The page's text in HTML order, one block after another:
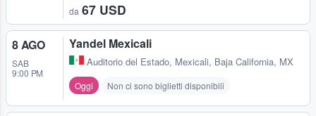
da 67 USD
8 AGO
SAB
9:00 PM
Yandel Mexicali
Auditorio del Estado, Mexicali, Baja California, MX
Oggi Non ci sono biglietti disponibili